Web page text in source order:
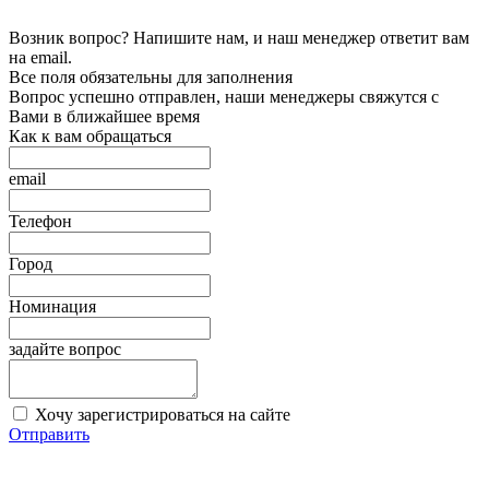
Возник вопрос? Напишите нам, и наш менеджер ответит вам
на email.
Все поля обязательны для заполнения
Вопрос успешно отправлен, наши менеджеры свяжутся с
Вами в ближайшее время
Как к вам обращаться
email
Телефон
Город
Номинация
задайте вопрос
Хочу зарегистрироваться на сайте
Отправить